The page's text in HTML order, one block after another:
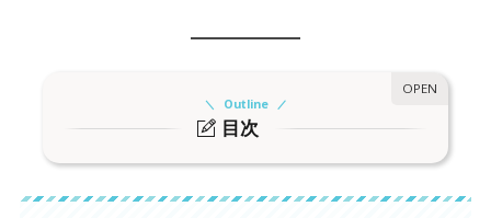
目次
Outline
1-1. 禁止される行為は